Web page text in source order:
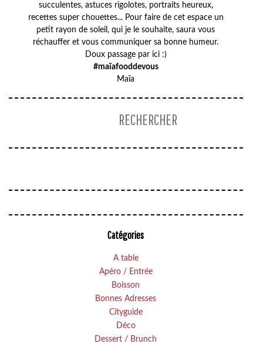
succulentes, astuces rigolotes, portraits heureux,
recettes super chouettes... Pour faire de cet espace un
petit rayon de soleil, qui je le souhaite, saura vous
réchauffer et vous communiquer sa bonne humeur.
Doux passage par ici :)
#maïafooddevous
Maïa
Catégories
A table
Apéro / Entrée
Boisson
Bonnes Adresses
Cityguide
Déco
Dessert / Brunch